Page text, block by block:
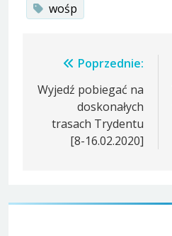
wośp
Nawigacja
wpisu
Poprzednie:
Wyjedź pobiegać na
doskonałych
trasach Trydentu
[8-16.02.2020]